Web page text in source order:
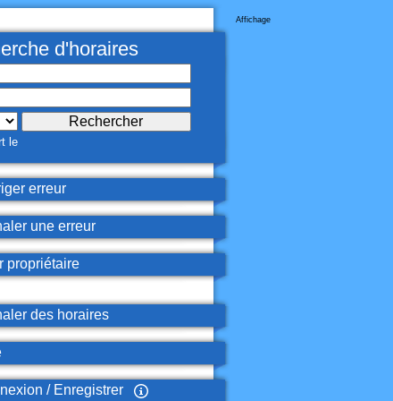
Affichage
d'horaires
le
erreur
une erreur
propriétaire
des horaires
/ Enregistrer